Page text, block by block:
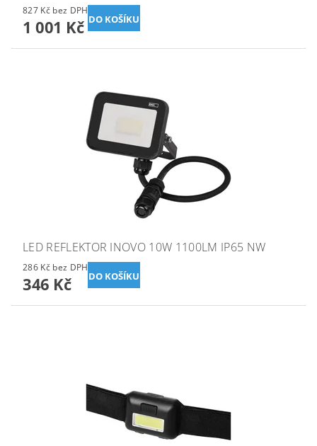
827 Kč bez DPH
1 001 Kč
LED REFLEKTOR INOVO 10W 1100LM IP65 NW
286 Kč bez DPH
346 Kč